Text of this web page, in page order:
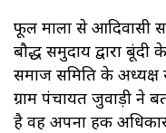
फूल माला से आदिवासी
बौद्ध समुदाय द्वारा
समाज समिति के अध्यक्ष
ग्राम पंचायत जुवाड़ी ने
है वह अपना हक